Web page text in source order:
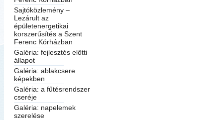
Sajtóközlemény –
Lezárult az
épületenergetikai
korszerűsítés a Szent
Ferenc Kórházban
Galéria: fejlesztés előtti
állapot
Galéria: ablakcsere
képekben
Galéria: a fűtésrendszer
cseréje
Galéria: napelemek
szerelése